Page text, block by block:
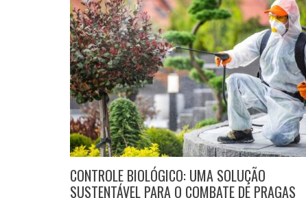
CONTROLE BIOLÓGICO: UMA SOLUÇÃO
SUSTENTÁVEL PARA O COMBATE DE PRAGAS